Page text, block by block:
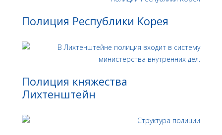
Полиция Республики Корея
Полиция княжества
Лихтенштейн